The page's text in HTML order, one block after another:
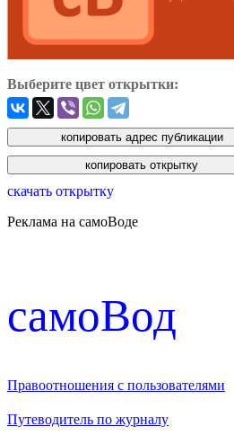
Выберите цвет открытки:
скачать открытку
Реклама на самоВоде
cамоВод
Правоотношения с пользователями
Путеводитель по журналу